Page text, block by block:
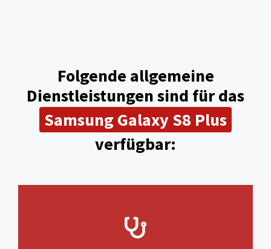
Folgende allgemeine
Dienstleistungen sind für das
Samsung Galaxy S8 Plus
verfügbar: